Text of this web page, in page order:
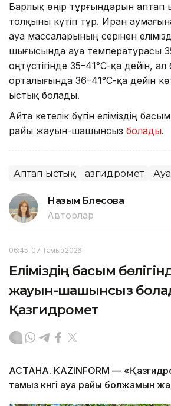
Барлық өңір тұрғындарын аптап
толқыны күтіп тұр. Иран
ауа массаларының әсерінен
шығысында ауа температурасы
оңтүстігінде 35–41°С-қа дейін,
орталығында 36–41°С-қа дейін
ыстық болады.
Айта кетелік бүгін еліміздің
райы жауын-шашынсыз болады.
Аптап ыстық Қазгидромет
Назым Бөлесова
Авторлар
06:45, 07 Тамыз 2026
Еліміздің басым
жауын-шашынсыз
Қазгидромет
АСТАНА. KAZINFORM —
тамыз күнгі ауа райы болжамын